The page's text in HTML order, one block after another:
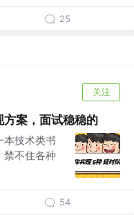
25
关注
案，面试稳稳的
本技术类书
禁不住各种
54